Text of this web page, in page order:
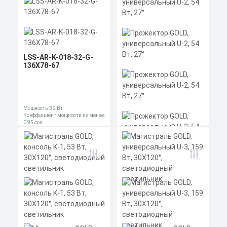
LSS-AR-K-018-32-G-
136X78-67
Мощность: 32 Вт
Коэффициент мощности не менее:
0,95 cos
Экструдированный
алюминиевый профиль
(анодированный), вторичная
оптика из акрила (ПММА) с
Цена по запросу
Получить КП за 15
минут
Прожектор GOLD,
универсальный U-2, 54
Вт, 27°
Мощность: 54 Вт
230x215x148 мм
Размеры в упаковке: